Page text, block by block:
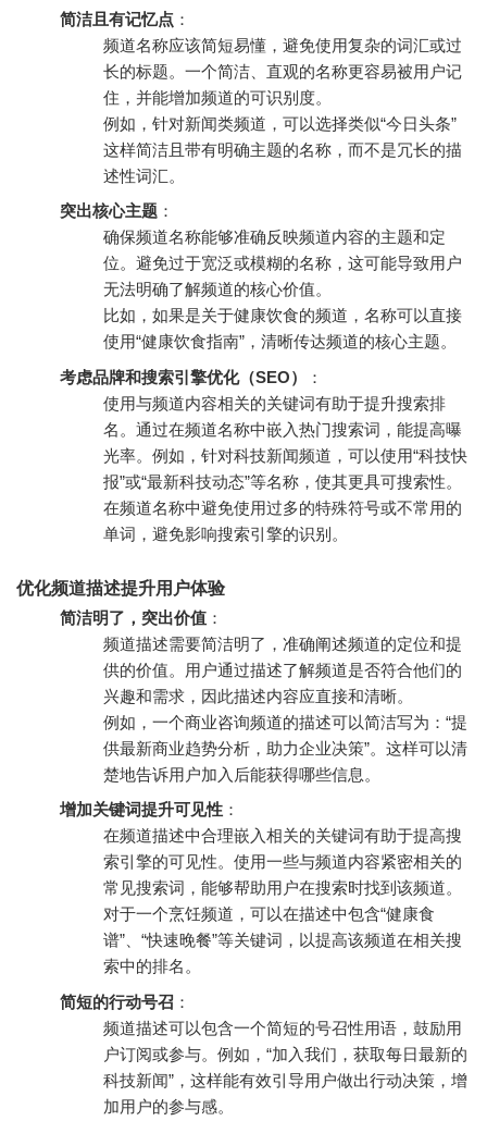
简洁且有记忆点 ：
频道名称应该简短易懂，避免使用复杂的词汇或过
长的标题。一个简洁、直观的名称更容易被用户记
住，并能增加频道的可识别度。
例如，针对新闻类频道，可以选择类似“今日头条”
这样简洁且带有明确主题的名称，而不是冗长的描
述性词汇。
突出核心主题 ：
确保频道名称能够准确反映频道内容的主题和定
位。避免过于宽泛或模糊的名称，这可能导致用户
无法明确了解频道的核心价值。
比如，如果是关于健康饮食的频道，名称可以直接
使用“健康饮食指南”，清晰传达频道的核心主题。
考虑品牌和搜索引擎优化（SEO）
：
使用与频道内容相关的关键词有助于提升搜索排
名。通过在频道名称中嵌入热门搜索词，能提高曝
光率。例如，针对科技新闻频道，可以使用“科技快
报”或“最新科技动态”等名称，使其更具可搜索性。
在频道名称中避免使用过多的特殊符号或不常用的
单词，避免影响搜索引擎的识别。
优化频道描述提升用户体验
简洁明了，突出价值 ：
频道描述需要简洁明了，准确阐述频道的定位和提
供的价值。用户通过描述了解频道是否符合他们的
兴趣和需求，因此描述内容应直接和清晰。
例如，一个商业咨询频道的描述可以简洁写为：“提
供最新商业趋势分析，助力企业决策”。这样可以清
楚地告诉用户加入后能获得哪些信息。
增加关键词提升可见性 ：
在频道描述中合理嵌入相关的关键词有助于提高搜
索引擎的可见性。使用一些与频道内容紧密相关的
常见搜索词，能够帮助用户在搜索时找到该频道。
对于一个烹饪频道，可以在描述中包含“健康食
谱”、“快速晚餐”等关键词，以提高该频道在相关搜
索中的排名。
简短的行动号召 ：
频道描述可以包含一个简短的号召性用语，鼓励用
户订阅或参与。例如，“加入我们，获取每日最新的
科技新闻”，这样能有效引导用户做出行动决策，增
加用户的参与感。